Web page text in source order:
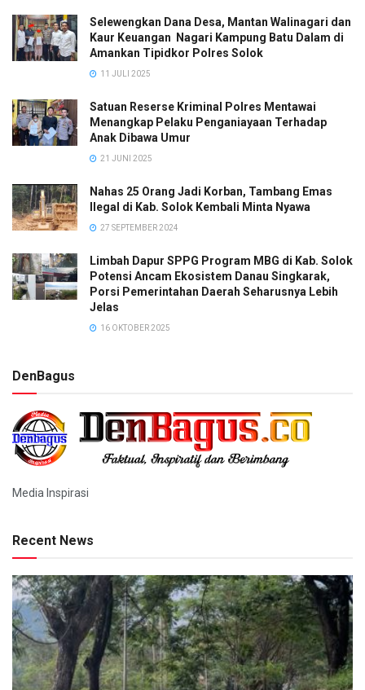
Selewengkan Dana Desa, Mantan Walinagari dan
Kaur Keuangan Nagari Kampung Batu Dalam di
Amankan Tipidkor Polres Solok
11 JULI 2025
Satuan Reserse Kriminal Polres Mentawai
Menangkap Pelaku Penganiayaan Terhadap
Anak Dibawa Umur
21 JUNI 2025
Nahas 25 Orang Jadi Korban, Tambang Emas
Ilegal di Kab. Solok Kembali Minta Nyawa
27 SEPTEMBER 2024
Limbah Dapur SPPG Program MBG di Kab. Solok
Potensi Ancam Ekosistem Danau Singkarak,
Porsi Pemerintahan Daerah Seharusnya Lebih
Jelas
16 OKTOBER 2025
DenBagus
Media Inspirasi
Recent News